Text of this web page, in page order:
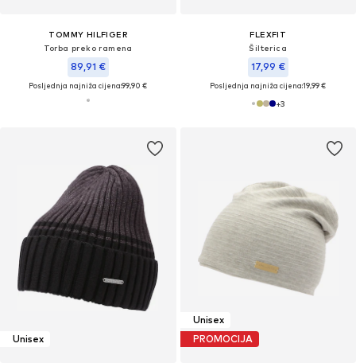
TOMMY HILFIGER
Torba preko ramena
89,91 €
Posljednja najniža cijena:99,90 €
FLEXFIT
Šilterica
17,99 €
Posljednja najniža cijena:19,99 €
+3
Unisex
Unisex
PROMOCIJA